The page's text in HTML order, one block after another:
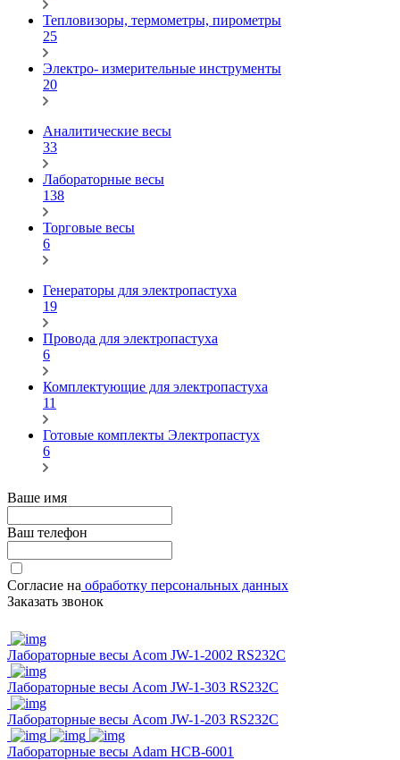
Тепловизоры, термометры, пирометры
25
Электро- измерительные инструменты
20
Аналитические весы
33
Лабораторные весы
138
Торговые весы
6
Генераторы для электропастуха
19
Провода для электропастуха
6
Комплектующие для электропастуха
11
Готовые комплекты Электропастух
6
Ваше имя
Ваш телефон
Согласие на обработку персональных данных
Заказать звонок
Лабораторные весы Acom JW-1-2002 RS232C
Лабораторные весы Acom JW-1-303 RS232C
Лабораторные весы Acom JW-1-203 RS232C
Лабораторные весы Adam HCB-6001